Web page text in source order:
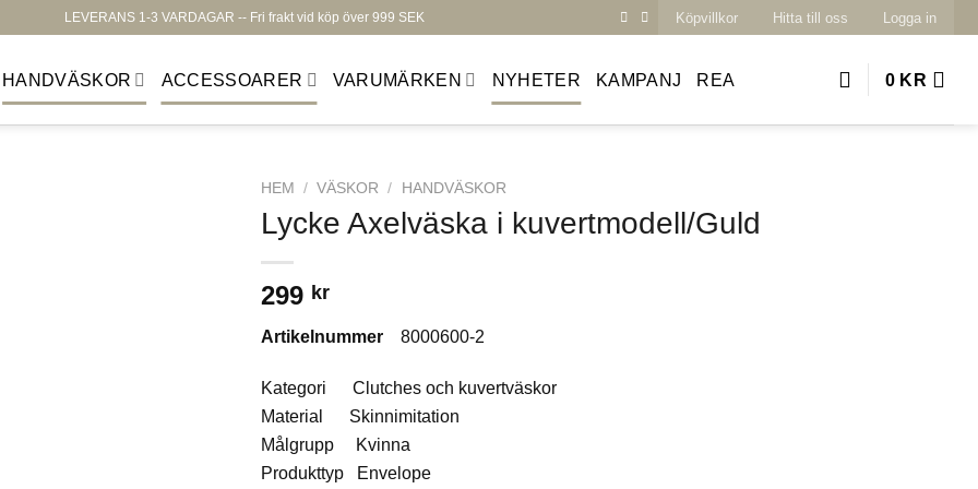
LEVERANS 1-3 VARDAGAR -- Fri frakt vid köp över 999 SEK Köpvillkor Hitta till oss Logga in
HANDVÄSKOR ACCESSOARER VARUMÄRKEN NYHETER KAMPANJ REA 0 KR
HEM / VÄSKOR / HANDVÄSKOR
Lycke Axelväska i kuvertmodell/Guld
299 kr
Artikelnummer 8000600-2
Kategori Clutches och kuvertväskor
Material Skinnimitation
Målgrupp Kvinna
Produkttyp Envelope